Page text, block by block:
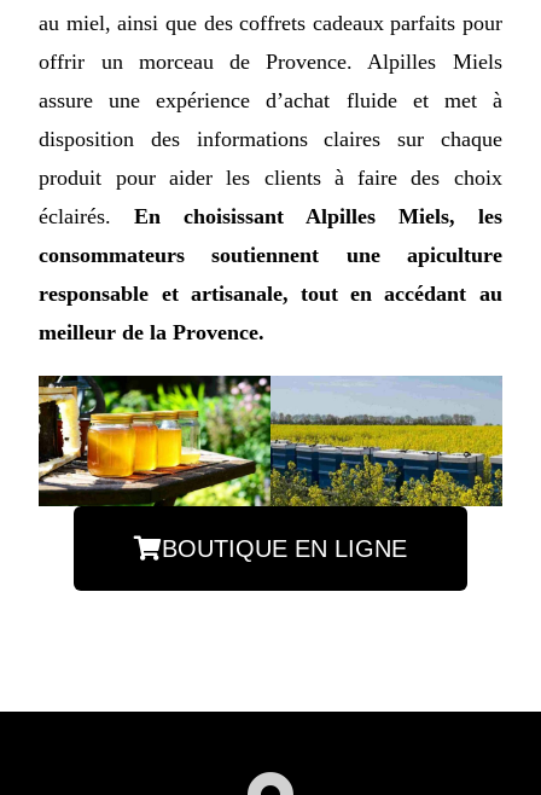
au miel, ainsi que des coffrets cadeaux parfaits pour
offrir un morceau de Provence. Alpilles Miels
assure une expérience d’achat fluide et met à
disposition des informations claires sur chaque
produit pour aider les clients à faire des choix
éclairés. En choisissant Alpilles Miels, les
consommateurs soutiennent une apiculture
responsable et artisanale, tout en accédant au
meilleur de la Provence.
BOUTIQUE EN LIGNE